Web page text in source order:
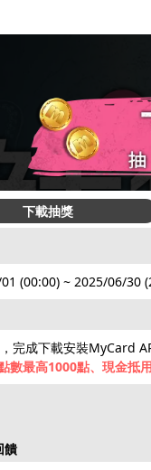
下載抽獎
(00:00) ~ 2025/06/30
完成下載安裝MyCard
數最高1000點、現金
饋